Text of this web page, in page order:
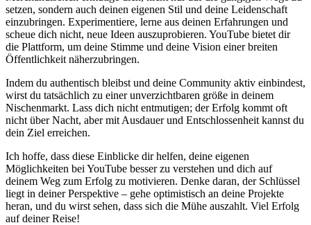
setzen, sondern auch ⁣deinen eigenen Stil ‌und deine⁣ Leidenschaft​
einzubringen. Experimentiere, lerne aus deinen Erfahrungen und
scheue dich ⁢nicht, neue Ideen ⁤auszuprobieren. YouTube bietet dir
die Plattform, um deine Stimme und deine Vision⁤ einer breiten
Öffentlichkeit näherzubringen.
Indem du authentisch bleibst und deine Community aktiv einbindest,
wirst du tatsächlich zu einer unverzichtbaren ⁤größe in deinem
Nischenmarkt. ⁤Lass dich​ nicht entmutigen; der Erfolg ‌kommt oft
nicht über Nacht, aber mit Ausdauer⁤ und ⁢Entschlossenheit kannst du
dein Ziel erreichen.
Ich hoffe, dass diese Einblicke dir⁣ helfen,⁤ deine eigenen
Möglichkeiten bei YouTube besser zu verstehen und dich auf
deinem Weg zum⁣ Erfolg zu motivieren. Denke daran, der Schlüssel
liegt in deiner Perspektive – gehe optimistisch an deine Projekte
heran,​ und du wirst sehen, dass sich die Mühe auszahlt. Viel Erfolg
auf deiner⁢ Reise!